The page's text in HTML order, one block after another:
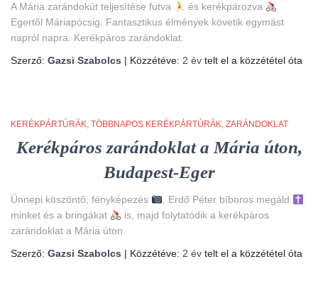
A Mária zarándokút teljesítése futva
és kerékpározva
Egertől Máriapócsig. Fantasztikus élmények követik egymást
napról napra. Kerékpáros zarándoklat.
Szerző: Gazsi Szabolcs | Közzétéve: 2 év telt el a közzététel óta
KERÉKPÁRTÚRÁK TÖBBNAPOS KERÉKPÁRTÚRÁK ZARÁNDOKLAT
Kerékpáros zarándoklat a Mária úton,
Budapest-Eger
Ünnepi köszöntő, fényképezés
. Erdő Péter bíboros megáld
minket és a bringákat
is, majd folytatódik a kerékpáros
zarándoklat a Mária úton.
Szerző: Gazsi Szabolcs | Közzétéve: 2 év telt el a közzététel óta